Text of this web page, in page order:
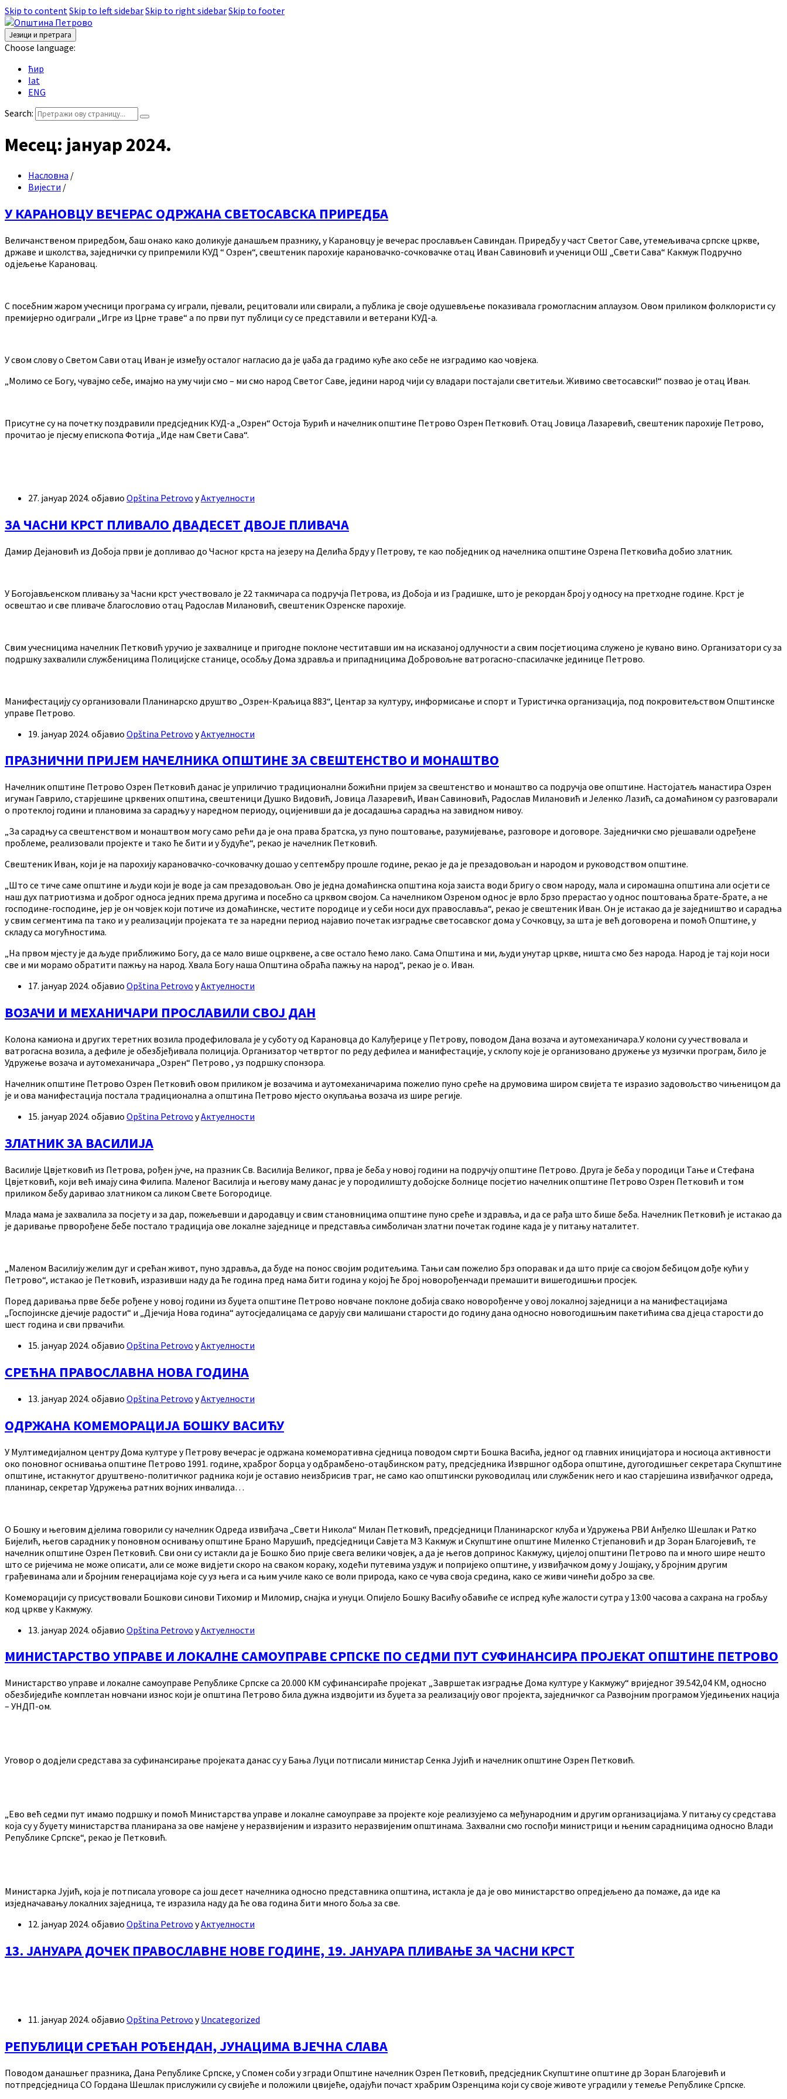
Skip to contentSkip to left sidebarSkip to right sidebarSkip to footer
Језици и претрага
Choose language:
ћир
lat
ENG
Search:
Месец: јануар 2024.
Насловна /
Вијести /
У КАРАНОВЦУ ВЕЧЕРАС ОДРЖАНА СВЕТОСАВСКА ПРИРЕДБА
Величанственом приредбом, баш онако како доликује данашљем празнику, у Карановцу је вечерас прослављен Савиндан. Приредбу у част Светог Саве, утемељивача српске цркве,
државе и школства, заједнички су припремили КУД “ Озрен“, свештеник парохије карановачко-сочковачке отац Иван Савиновић и ученици ОШ „Свети Сава“ Какмуж Подручно
одјељење Карановац.
С посебним жаром учесници програма су играли, пјевали, рецитовали или свирали, а публика је своје одушевљење показивала громогласним аплаузом. Овом приликом фолклористи су
премијерно одиграли „Игре из Црне траве“ а по први пут публици су се представили и ветерани КУД-а.
У свом слову о Светом Сави отац Иван је између осталог нагласио да је џаба да градимо куће ако себе не изградимо као човјека.
„Молимо се Богу, чувајмо себе, имајмо на уму чији смо – ми смо народ Светог Саве, једини народ чији су владари постајали светитељи. Живимо светосавски!“ позвао је отац Иван.
Присутне су на почетку поздравили предсједник КУД-а „Озрен“ Остоја Ђурић и начелник општине Петрово Озрен Петковић. Отац Јовица Лазаревић, свештеник парохије Петрово,
прочитао је пјесму епископа Фотија „Иде нам Свети Сава“.
27. јануар 2024. објавио Opština Petrovo уАктуелности
ЗА ЧАСНИ КРСТ ПЛИВАЛО ДВАДЕСЕТ ДВОЈЕ ПЛИВАЧА
Дамир Дејановић из Добоја први је допливао до Часног крста на језеру на Делића брду у Петрову, те као побједник од начелника општине Озрена Петковића добио златник.
У Богојављенском пливању за Часни крст учествовало је 22 такмичара са подручја Петрова, из Добоја и из Градишке, што је рекордан број у односу на претходне године. Крст је
освештао и све пливаче благословио отац Радослав Милановић, свештеник Озренске парохије.
Свим учесницима начелник Петковић уручио је захвалнице и пригодне поклоне честитавши им на исказаној одлучности а свим посјетиоцима служено је кувано вино. Организатори су за
подршку захвалили службеницима Полицијске станице, особљу Дома здравља и припадницима Добровољне ватрогасно-спасилачке јединице Петрово.
Манифестацију су организовали Планинарско друштво „Озрен-Краљица 883“, Центар за културу, информисање и спорт и Туристичка организација, под покровитељством Општинске
управе Петрово.
19. јануар 2024. објавио Opština Petrovo уАктуелности
ПРАЗНИЧНИ ПРИЈЕМ НАЧЕЛНИКА ОПШТИНЕ ЗА СВЕШТЕНСТВО И МОНАШТВО
Начелник општине Петрово Озрен Петковић данас је уприличио традиционални божићни пријем за свештенство и монаштво са подручја ове општине. Настојатељ манастира Озрен
игуман Гаврило, старјешине црквених општина, свештеници Душко Видовић, Јовица Лазаревић, Иван Савиновић, Радослав Милановић и Јеленко Лазић, са домаћином су разговарали
о протеклој години и плановима за сарадњу у наредном периоду, оцијенивши да је досадашња сарадња на завидном нивоу.
„За сарадњу са свештенством и монаштвом могу само рећи да је она права братска, уз пуно поштовање, разумијевање, разговоре и договоре. Заједнички смо рјешавали одређене
проблеме, реализовали пројекте и тако ће бити и у будуће“, рекао је начелник Петковић.
Свештеник Иван, који је на парохију карановачко-сочковачку дошао у септембру прошле године, рекао је да је презадовољан и народом и руководством општине.
„Што се тиче саме општине и људи који је воде ја сам презадовољан. Ово је једна домаћинска општина која заиста води бригу о свом народу, мала и сиромашна општина али осјети се
наш дух патриотизма и доброг односа једних према другима и посебно са црквом својом. Са начелником Озреном однос је врло брзо прерастао у однос поштовања брате-брате, а не
господине-господине, јер је он човјек који потиче из домаћинске, честите породице и у себи носи дух православља“, рекао је свештеник Иван. Он је истакао да је заједништво и сарадња
у свим сегментима па тако и у реализацији пројеката те за наредни период најавио почетак изградње светосавског дома у Сочковцу, за шта је већ договорена и помоћ Општине, у
складу са могућностима.
„На првом мјесту је да људе приближимо Богу, да се мало више оцрквене, а све остало ћемо лако. Сама Општина и ми, људи унутар цркве, ништа смо без народа. Народ је тај који носи
све и ми морамо обратити пажњу на народ. Хвала Богу наша Општина обраћа пажњу на народ“, рекао је о. Иван.
17. јануар 2024. објавио Opština Petrovo уАктуелности
ВОЗАЧИ И МЕХАНИЧАРИ ПРОСЛАВИЛИ СВОЈ ДАН
Колона камиона и других теретних возила продефиловала је у суботу од Карановца до Калуђерице у Петрову, поводом Дана возача и аутомеханичара.У колони су учествовала и
ватрогасна возила, а дефиле је обезбјеђивала полиција. Организатор четвртог по реду дефилеа и манифестације, у склопу које је организовано дружење уз музички програм, било је
Удружење возача и аутомеханичара „Озрен“ Петрово , уз подршку спонзора.
Начелник општине Петрово Озрен Петковић овом приликом је возачима и аутомеханичарима пожелио пуно среће на друмовима широм свијета те изразио задовољство чињеницом да
је и ова манифестација постала традиционална а општина Петрово мјесто окупљања возача из шире регије.
15. јануар 2024. објавио Opština Petrovo уАктуелности
ЗЛАТНИК ЗА ВАСИЛИЈА
Василије Цвјетковић из Петрова, рођен јуче, на празник Св. Василија Великог, прва је беба у новој години на подручју општине Петрово. Друга је беба у породици Тање и Стефана
Цвјетковић, који већ имају сина Филипа. Маленог Василија и његову маму данас је у породилишту добојске болнице посјетио начелник општине Петрово Озрен Петковић и том
приликом бебу даривао златником са ликом Свете Богородице.
Млада мама је захвалила за посјету и за дар, пожељевши и дародавцу и свим становницима општине пуно среће и здравља, и да се рађа што бише беба. Начелник Петковић је истакао да
је даривање прворођене бебе постало традиција ове локалне заједнице и представља симболичан златни почетак године када је у питању наталитет.
„Маленом Василију желим дуг и срећан живот, пуно здравља, да буде на понос својим родитељима. Тањи сам пожелио брз опоравак и да што прије са својом бебицом дође кући у
Петрово“, истакао је Петковић, изразивши наду да ће година пред нама бити година у којој ће број новорођенчади премашити вишегодишњи просјек.
Поред даривања прве бебе рођене у новој години из буџета општине Петрово новчане поклоне добија свако новорођенче у овој локалној заједници а на манифестацијама
„Госпојинске дјечије радости“ и „Дјечија Нова година“ аутосједалицама се дарују сви малишани старости до годину дана односно новогодишњим пакетићима сва дјеца старости до
шест година и сви првачићи.
15. јануар 2024. објавио Opština Petrovo уАктуелности
СРЕЋНА ПРАВОСЛАВНА НОВА ГОДИНА
13. јануар 2024. објавио Opština Petrovo уАктуелности
ОДРЖАНА КОМЕМОРАЦИЈА БОШКУ ВАСИЋУ
У Мултимедијалном центру Дома културе у Петрову вечерас је одржана комеморативна сједница поводом смрти Бошка Васића, једног од главних иницијатора и носиоца активности
око поновног оснивања општине Петрово 1991. године, храброг борца у одбрамбено-отаџбинском рату, предсједника Извршног одбора општине, дугогодишњег секретара Скупштине
општине, истакнутог друштвено-политичког радника који је оставио неизбрисив траг, не само као општински руководилац или службеник него и као старјешина извиђачког одреда,
планинар, секретар Удружења ратних војних инвалида…
О Бошку и његовим дјелима говорили су начелник Одреда извиђача „Свети Никола“ Милан Петковић, предсједници Планинарског клуба и Удружења РВИ Анђелко Шешлак и Ратко
Бијелић, његов сарадник у поновном оснивању општине Брано Марушић, предсједници Савјета МЗ Какмуж и Скупштине општине Миленко Стјепановић и др Зоран Благојевић, те
начелник општине Озрен Петковић. Сви они су истакли да је Бошко био прије свега велики човјек, а да је његов допринос Какмужу, цијелој општини Петрово па и много шире нешто
што се ријечима не може описати, али се може видјети скоро на сваком кораку, ходећи путевима уздуж и попријеко општине, у извиђачком дому у Јошјаку, у бројним другим
грађевинама али и бројним генерацијама које су уз њега и са њим училе како се воли природа, како се чува своја средина, како се живи чинећи добро за све.
Комеморацији су присуствовали Бошкови синови Тихомир и Миломир, снајка и унуци. Опијело Бошку Васићу обавиће се испред куће жалости сутра у 13:00 часова а сахрана на гробљу
код цркве у Какмужу.
13. јануар 2024. објавио Opština Petrovo уАктуелности
МИНИСТАРСТВО УПРАВЕ И ЛОКАЛНЕ САМОУПРАВЕ СРПСКЕ ПО СЕДМИ ПУТ СУФИНАНСИРА ПРОЈЕКАТ ОПШТИНЕ ПЕТРОВО
Министарство управе и локалне самоуправе Републике Српске са 20.000 КМ суфинансираће пројекат „Завршетак изградње Дома културе у Какмужу“ вриједног 39.542,04 КМ, односно
обезбиједиће комплетан новчани износ који је општина Петрово била дужна издвојити из буџета за реализацију овог пројекта, заједничког са Развојним програмом Уједињених нација
– УНДП-ом.
Уговор о додјели средстава за суфинансирање пројеката данас су у Бања Луци потписали министар Сенка Јујић и начелник општине Озрен Петковић.
„Ево већ седми пут имамо подршку и помоћ Министарства управе и локалне самоуправе за пројекте које реализујемо са међународним и другим организацијама. У питању су средстава
која су у буџету министарства планирана за ове намјене у неразвијеним и изразито неразвијеним општинама. Захвални смо госпођи министрици и њеним сарадницима односно Влади
Републике Српске“, рекао је Петковић.
Министарка Јујић, која је потписала уговоре са још десет начелника односно представника општина, истакла је да је ово министарство опредјељено да помаже, да иде ка
изједначавању локалних заједница, те изразила наду да ће ова година бити много боља за све.
12. јануар 2024. објавио Opština Petrovo уАктуелности
13. ЈАНУАРА ДОЧЕК ПРАВОСЛАВНЕ НОВЕ ГОДИНЕ, 19. ЈАНУАРА ПЛИВАЊЕ ЗА ЧАСНИ КРСТ
11. јануар 2024. објавио Opština Petrovo уUncategorized
РЕПУБЛИЦИ СРЕЋАН РОЂЕНДАН, ЈУНАЦИМА ВЈЕЧНА СЛАВА
Поводом данашњег празника, Дана Републике Српске, у Спомен соби у згради Општине начелник Озрен Петковић, предсједник Скупштине општине др Зоран Благојевић и
потпредсједница СО Гордана Шешлак прислужили су свијеће и положили цвијеће, одајући почаст храбрим Озренцима који су своје животе уградили у темеље Републике Српске.